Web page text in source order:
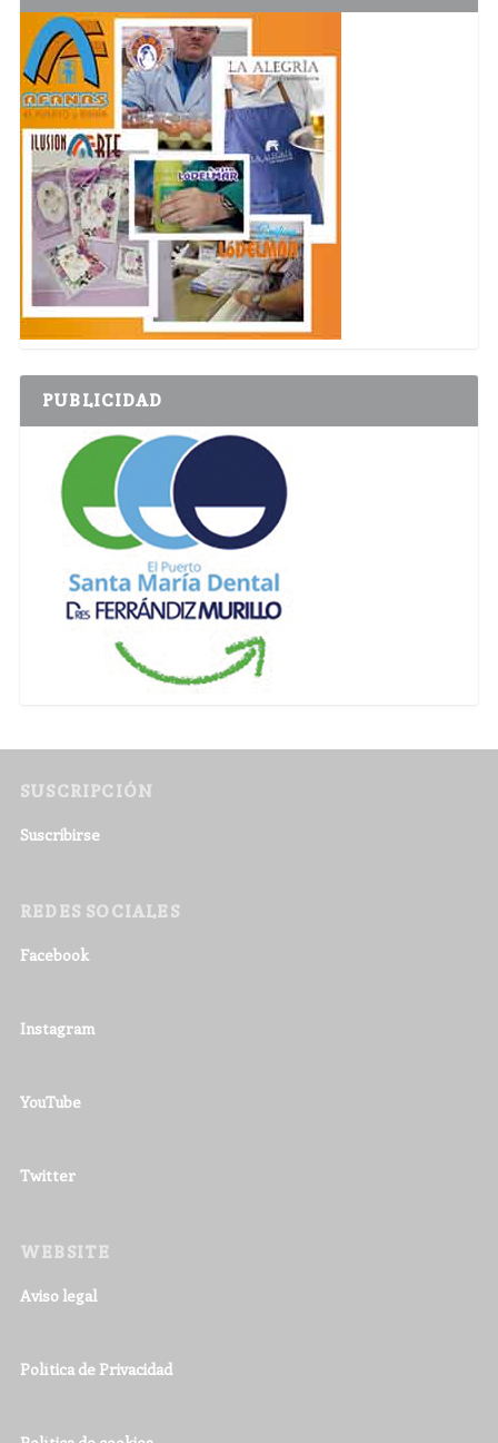
PUBLICIDAD
SUSCRIPCIÓN
Suscribirse
REDES SOCIALES
Facebook
Instagram
YouTube
Twitter
WEBSITE
Aviso legal
Política de Privacidad